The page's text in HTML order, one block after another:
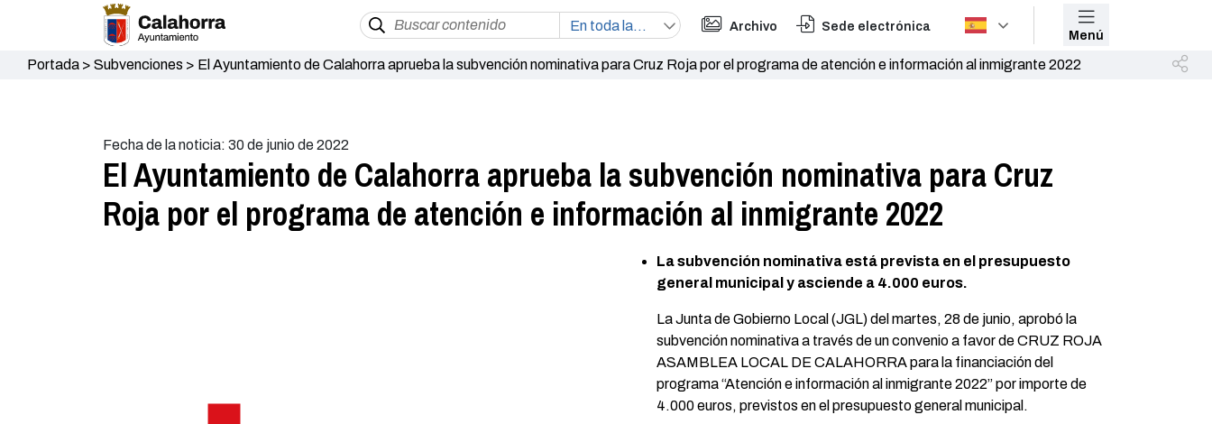
Archivo Sede electrónica
Menú
Portada> Subvenciones > El Ayuntamiento de Calahorra aprueba la subvención nominativa para Cruz Roja por el programa de atención e información al inmigrante 2022
Fecha de la noticia: 30 de junio de 2022
El Ayuntamiento de Calahorra aprueba la subvención nominativa para Cruz
Roja por el programa de atención e información al inmigrante 2022
La subvención nominativa está prevista en el presupuesto
general municipal y asciende a 4.000 euros.
La Junta de Gobierno Local (JGL) del martes, 28 de junio, aprobó la
subvención nominativa a través de un convenio a favor de CRUZ ROJA
ASAMBLEA LOCAL DE CALAHORRA para la financiación del
programa “Atención e información al inmigrante 2022” por importe de
4.000 euros, previstos en el presupuesto general municipal.